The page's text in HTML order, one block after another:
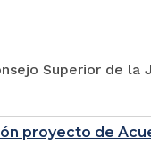
Superior de
proyecto de